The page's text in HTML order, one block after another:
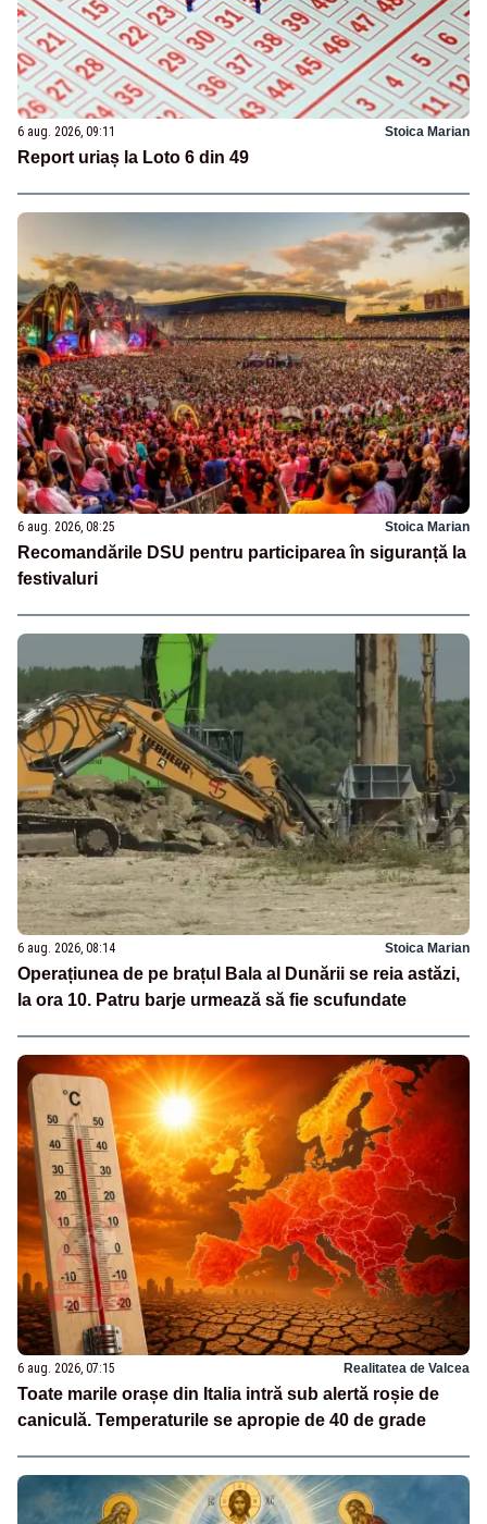
6 aug. 2026, 09:11 Stoica Marian
Report uriaș la Loto 6 din 49
6 aug. 2026, 08:25 Stoica Marian
Recomandările DSU pentru participarea în siguranță la
festivaluri
6 aug. 2026, 08:14 Stoica Marian
Operațiunea de pe brațul Bala al Dunării se reia astăzi,
la ora 10. Patru barje urmează să fie scufundate
6 aug. 2026, 07:15 Realitatea de Valcea
Toate marile orașe din Italia intră sub alertă roșie de
caniculă. Temperaturile se apropie de 40 de grade